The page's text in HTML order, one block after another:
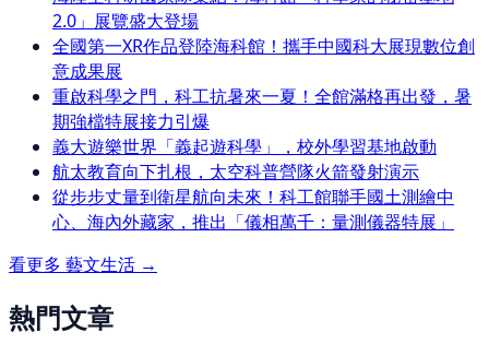
2.0」展覽盛大登場
全國第一XR作品登陸海科館！攜手中國科大展現數位創
意成果展
重啟科學之門，科工抗暑來一夏！全館滿格再出發，暑
期強檔特展接力引爆
義大遊樂世界「義起遊科學」，校外學習基地啟動
航太教育向下扎根，太空科普營隊火箭發射演示
從步步丈量到衛星航向未來！科工館聯手國土測繪中
心、海內外藏家，推出「儀相萬千：量測儀器特展」
看更多 藝文生活 →
熱門文章